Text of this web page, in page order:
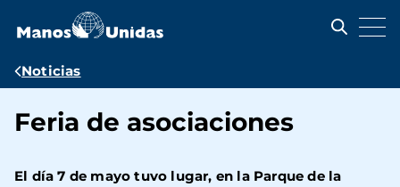
contenido
Ruta
navegación
Noticias
Feria de asociaciones
El día 7 de mayo tuvo lugar, en la Parque de la